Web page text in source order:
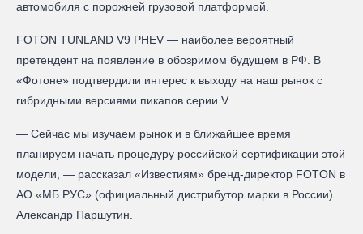
автомобиля с порожней грузовой платформой.
FOTON TUNLAND V9 PHEV — наиболее вероятный
претендент на появление в обозримом будущем в РФ. В
«Фотоне» подтвердили интерес к выходу на наш рынок с
гибридными версиями пикапов серии V.
— Сейчас мы изучаем рынок и в ближайшее время
планируем начать процедуру российской сертификации этой
модели, — рассказал «Известиям» бренд-директор FOTON в
АО «МБ РУС» (официальный дистрибутор марки в России)
Александр Паршутин.